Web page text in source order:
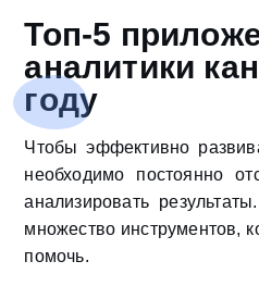
Топ-5
аналитики
году
Чтобы эффективно
необходимо постоянно
анализировать
множество инструментов,
помочь.